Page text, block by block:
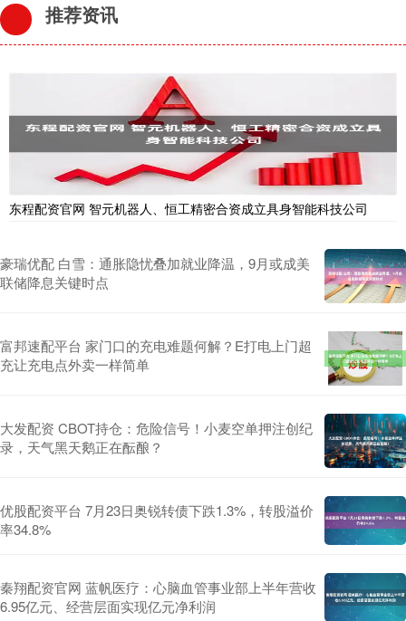
推荐资讯
东程配资官网 智元机器人、恒工精密合资成立具身智能科技公司
豪瑞优配 白雪：通胀隐忧叠加就业降温，9月或成美
联储降息关键时点
富邦速配平台 家门口的充电难题何解？E打电上门超
充让充电点外卖一样简单
大发配资 CBOT持仓：危险信号！小麦空单押注创纪
录，天气黑天鹅正在酝酿？
优股配资平台 7月23日奥锐转债下跌1.3%，转股溢价
率34.8%
秦翔配资官网 蓝帆医疗：心脑血管事业部上半年营收
6.95亿元、经营层面实现亿元净利润